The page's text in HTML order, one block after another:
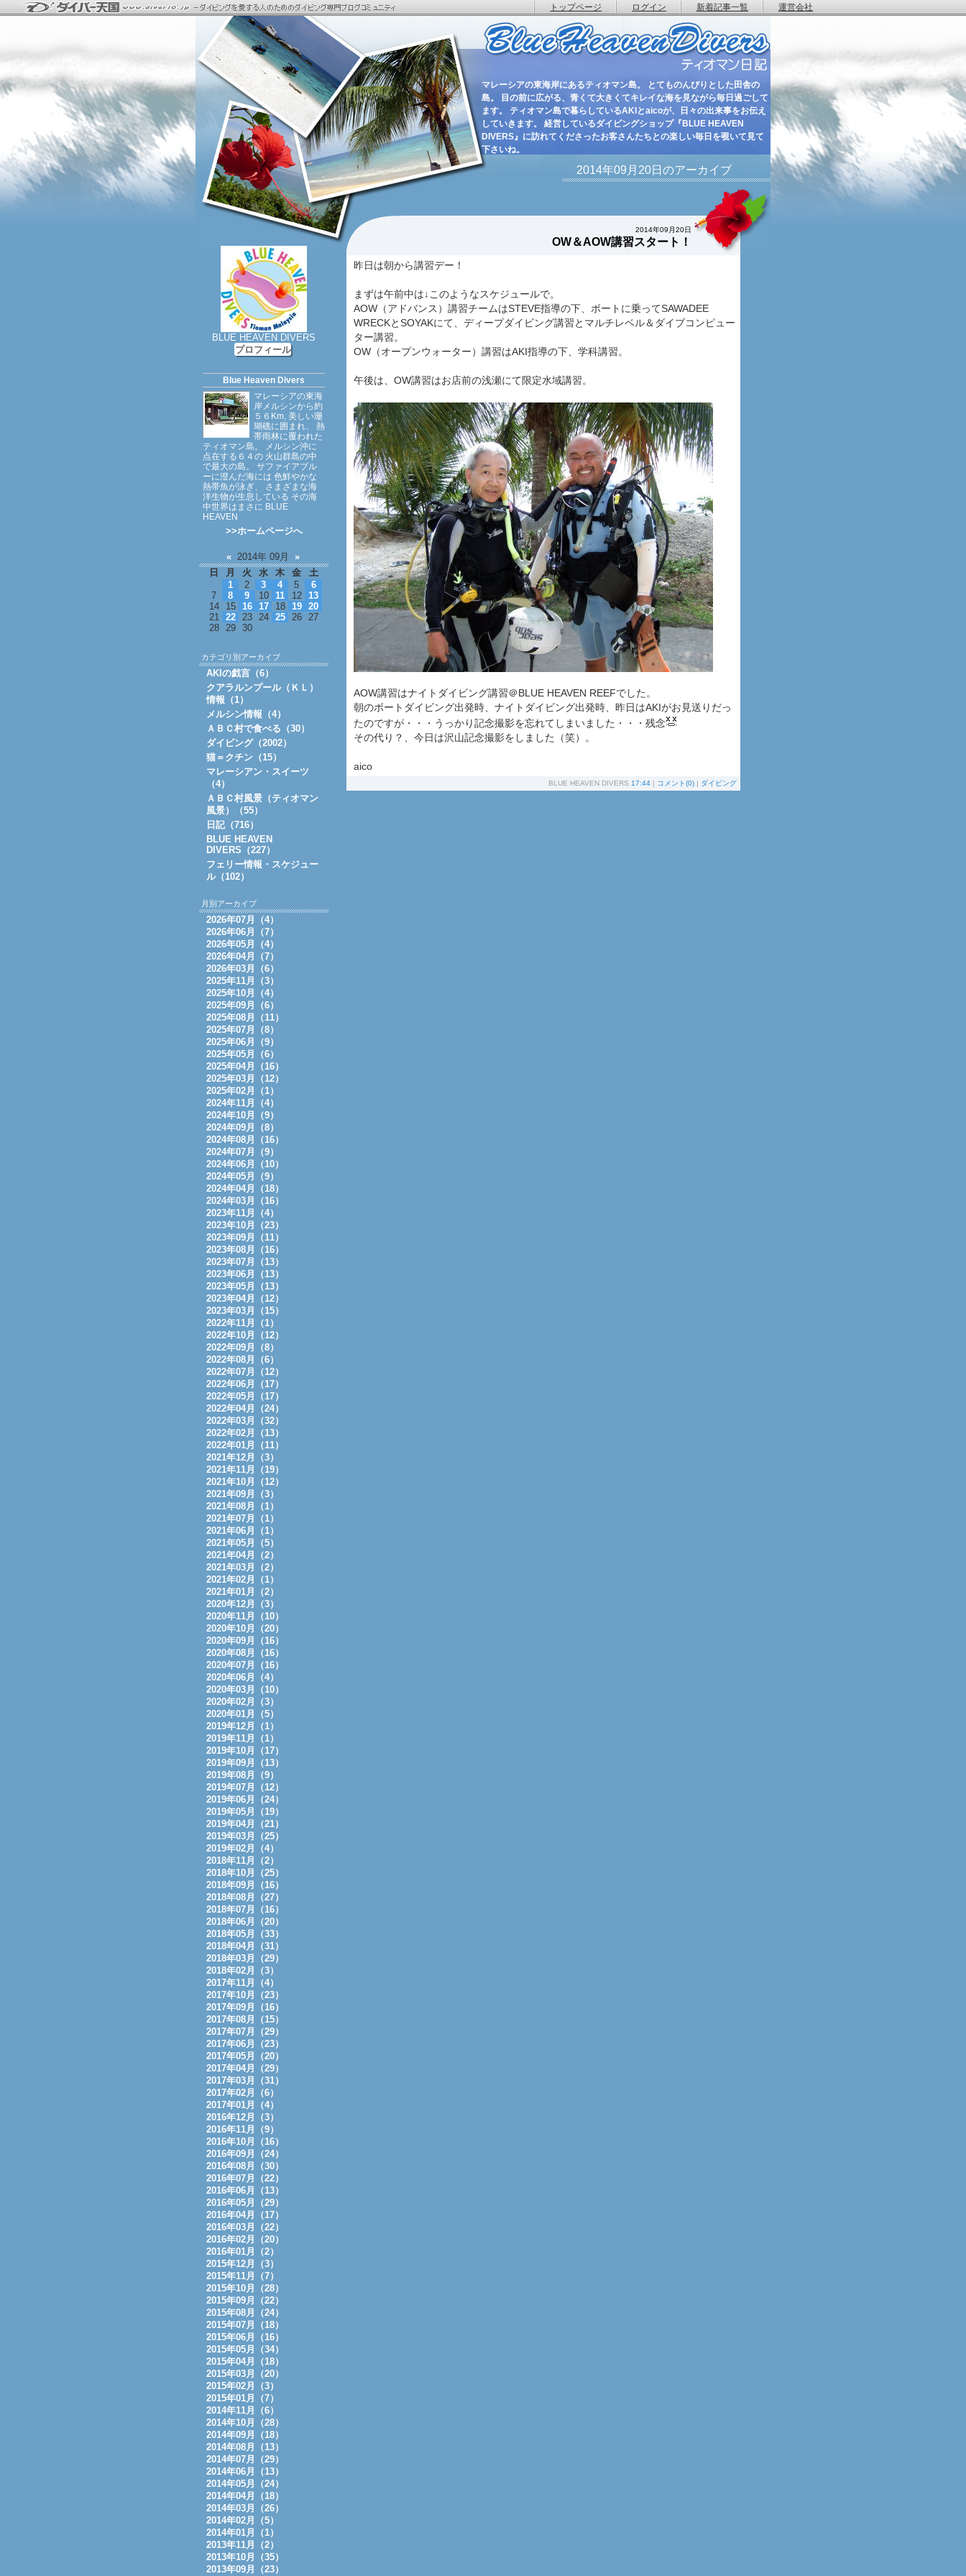
トップページ ログイン 新着記事一覧 運営会社
マレーシアの東海岸にあるティオマン島。 とてものんびりとした田舎の
島。 目の前に広がる、青くて大きくてキレイな海を見ながら毎日過ごして
ます。 ティオマン島で暮らしているAKIとaicoが、日々の出来事をお伝え
していきます。 経営しているダイビングショップ『BLUE HEAVEN
DIVERS』に訪れてくださったお客さんたちとの楽しい毎日を覗いて見て
下さいね。
2014年09月20日のアーカイブ
2014年09月20日
OW＆AOW講習スタート！
昨日は朝から講習デー！
まずは午前中は↓このようなスケジュールで。
AOW（アドバンス）講習チームはSTEVE指導の下、ボートに乗ってSAWADEE
WRECKとSOYAKにて、ディープダイビング講習とマルチレベル＆ダイブコンピュー
ター講習。
OW（オープンウォーター）講習はAKI指導の下、学科講習。
午後は、OW講習はお店前の浅瀬にて限定水域講習。
AOW講習はナイトダイビング講習＠BLUE HEAVEN REEFでした。
朝のボートダイビング出発時、ナイトダイビング出発時、昨日はAKIがお見送りだっ
たのですが・・・うっかり記念撮影を忘れてしまいました・・・残念
その代り？、今日は沢山記念撮影をしました（笑）。
aico
BLUE HEAVEN DIVERS 17:44 | コメント(0) | ダイビング
BLUE HEAVEN DIVERS
プロフィール
Blue Heaven Divers
マレーシアの東海
岸メルシンから約
５６Km, 美しい珊
瑚礁に囲まれ、 熱
帯雨林に覆われた
ティオマン島。 メルシン沖に
点在する６４の 火山群島の中
で最大の島。 サファイアブル
ーに澄んだ海には 色鮮やかな
熱帯魚が泳ぎ、 さまざまな海
洋生物が生息している その海
中世界はまさに BLUE
HEAVEN
>>ホームページへ
« 2014年 09月 »
日
月 火 水 木 金
土
1
2 3 4 5
6
7
8 9 10 11 12
13
14
15 16 17 18 19
20
21
22 23 24 25 26
27
28
29 30
カテゴリ別アーカイブ
AKIの戯言（6）
クアラルンプール（ＫＬ）
情報（1）
メルシン情報（4）
ＡＢＣ村で食べる（30）
ダイビング（2002）
猫＝クチン（15）
マレーシアン・スイーツ
（4）
ＡＢＣ村風景（ティオマン
風景）（55）
日記（716）
BLUE HEAVEN
DIVERS（227）
フェリー情報・スケジュー
ル（102）
月別アーカイブ
2026年07月（4）
2026年06月（7）
2026年05月（4）
2026年04月（7）
2026年03月（6）
2025年11月（3）
2025年10月（4）
2025年09月（6）
2025年08月（11）
2025年07月（8）
2025年06月（9）
2025年05月（6）
2025年04月（16）
2025年03月（12）
2025年02月（1）
2024年11月（4）
2024年10月（9）
2024年09月（8）
2024年08月（16）
2024年07月（9）
2024年06月（10）
2024年05月（9）
2024年04月（18）
2024年03月（16）
2023年11月（4）
2023年10月（23）
2023年09月（11）
2023年08月（16）
2023年07月（13）
2023年06月（13）
2023年05月（13）
2023年04月（12）
2023年03月（15）
2022年11月（1）
2022年10月（12）
2022年09月（8）
2022年08月（6）
2022年07月（12）
2022年06月（17）
2022年05月（17）
2022年04月（24）
2022年03月（32）
2022年02月（13）
2022年01月（11）
2021年12月（3）
2021年11月（19）
2021年10月（12）
2021年09月（3）
2021年08月（1）
2021年07月（1）
2021年06月（1）
2021年05月（5）
2021年04月（2）
2021年03月（2）
2021年02月（1）
2021年01月（2）
2020年12月（3）
2020年11月（10）
2020年10月（20）
2020年09月（16）
2020年08月（16）
2020年07月（16）
2020年06月（4）
2020年03月（10）
2020年02月（3）
2020年01月（5）
2019年12月（1）
2019年11月（1）
2019年10月（17）
2019年09月（13）
2019年08月（9）
2019年07月（12）
2019年06月（24）
2019年05月（19）
2019年04月（21）
2019年03月（25）
2019年02月（4）
2018年11月（2）
2018年10月（25）
2018年09月（16）
2018年08月（27）
2018年07月（16）
2018年06月（20）
2018年05月（33）
2018年04月（31）
2018年03月（29）
2018年02月（3）
2017年11月（4）
2017年10月（23）
2017年09月（16）
2017年08月（15）
2017年07月（29）
2017年06月（23）
2017年05月（20）
2017年04月（29）
2017年03月（31）
2017年02月（6）
2017年01月（4）
2016年12月（3）
2016年11月（9）
2016年10月（16）
2016年09月（24）
2016年08月（30）
2016年07月（22）
2016年06月（13）
2016年05月（29）
2016年04月（17）
2016年03月（22）
2016年02月（20）
2016年01月（2）
2015年12月（3）
2015年11月（7）
2015年10月（28）
2015年09月（22）
2015年08月（24）
2015年07月（18）
2015年06月（16）
2015年05月（34）
2015年04月（18）
2015年03月（20）
2015年02月（3）
2015年01月（7）
2014年11月（6）
2014年10月（28）
2014年09月（18）
2014年08月（13）
2014年07月（29）
2014年06月（13）
2014年05月（24）
2014年04月（18）
2014年03月（26）
2014年02月（5）
2014年01月（1）
2013年11月（2）
2013年10月（35）
2013年09月（23）